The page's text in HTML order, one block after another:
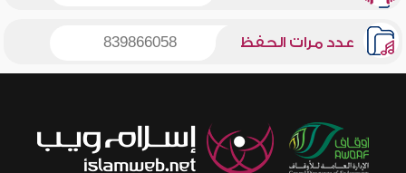
عدد مرات الحفظ 839866058